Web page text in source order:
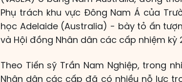
Phụ trách khu vực Đông Nam Á của
học Adelaide (Australia) - bày tỏ ấn
và Hội đồng Nhân dân các cấp nhiệm kỳ
Theo Tiến sỹ Trần Nam Nghiệp, trong
Nhân dân các cấp đã có nhiều nỗ lực